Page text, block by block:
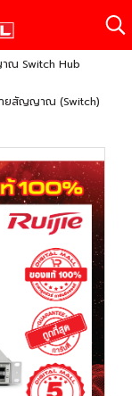
Switch Hub
ายสัญญาณ (Switch)